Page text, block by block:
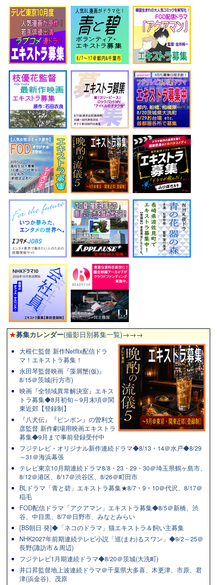
★募集カレンダー(撮影日別募集一覧)→→→
大根仁監督 新作Netflix配信ドラ
マ！エキストラ募集！
永田琴監督映画『藻屑蟹(仮)』
8/15＠茨城(行方市)
映画『全領域異常解決室』エキス
トラ募集◆8月初旬～9月末頃＠関
東近郊【登録制】
『八犬伝』『ピンポン』の曽利文
彦監督 新作劇場用映画エキストラ
募集◆9月まで事前登録受付中
フジテレビ・オリジナル新作連続ドラマ◆8/13・14＠水戸◆8/29
～31＠海浜幕張
テレビ東京10月期連続ドラマ8/8・23・29・30＠埼玉県鶴ヶ島市、
8/12＠港区、8/17＠渋谷区、8/26＠町田市
BLドラマ「青と碧」エキストラ募集★8/7・9・10＠代沢、8/17＠
稲毛
FOD配信ドラマ「アクアマン」エキストラ募集◆8/5＠新橋、渋
谷、中目黒、8/7＠日野市、みなとみらい
[BS朝日 発]◆「ネコのドラマ」猫エキストラ＆飼い主募集
NHK2027年前期連続テレビ小説「巡(まわ)るスワン」◆9/2～25＠
長野(諏訪市＆周辺)
フジテレビ1月期連続ドラマ◆8/20＠茨城(大洗町)
井口昇監督地上波連続ドラマ＠千葉県大多喜、木更津、市原、君
津(浜金谷)、茂原